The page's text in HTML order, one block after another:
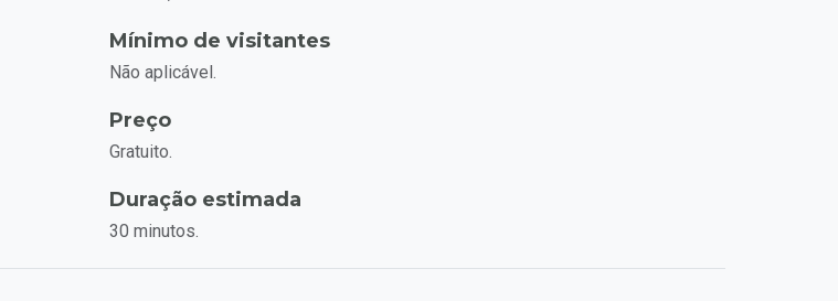
Mínimo de visitantes
Não aplicável.
Preço
Gratuito.
Duração estimada
30 minutos.